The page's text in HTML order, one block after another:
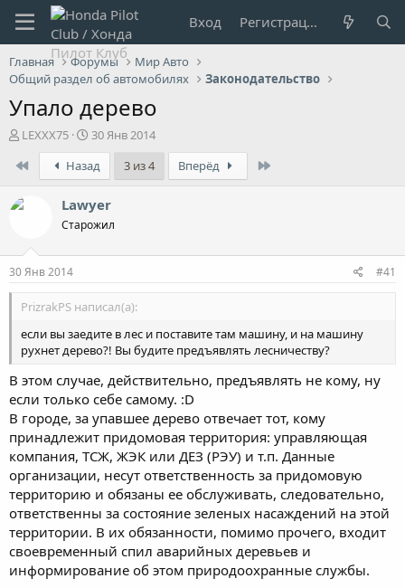
Вход Регистрация
Главная Форумы
Мир Авто
Общий раздел об автомобилях
Законодательство
Упало дерево
А
т
р
т
ы
LEXXX75
Д
а
т
а
н
а
ч
30 Янв 2014
Назад 3 из 4 Вперёд
Lawyer
Старожил
30 Янв 2014 #41
PrizrakPS написал(а):
если вы заедите в лес и поставите там машину, и на машину
рухнет дерево?! Вы будите предъявлять лесничеству?
В этом случае, действительно, предъявлять не кому, ну
если только себе самому. :D
В городе, за упавшее дерево отвечает тот, кому
принадлежит придомовая территория: управляющая
компания, ТСЖ, ЖЭК или ДЕЗ (РЭУ) и т.п. Данные
организации, несут ответственность за придомовую
территорию и обязаны ее обслуживать, следовательно,
ответственны за состояние зеленых насаждений на этой
территории. В их обязанности, помимо прочего, входит
своевременный спил аварийных деревьев и
информирование об этом природоохранные службы.